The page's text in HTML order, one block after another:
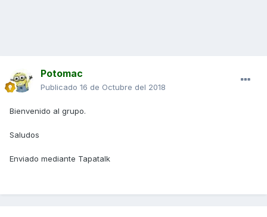
Potomac
Publicado 16 de Octubre del 2018
Bienvenido al grupo.
Saludos
Enviado mediante Tapatalk